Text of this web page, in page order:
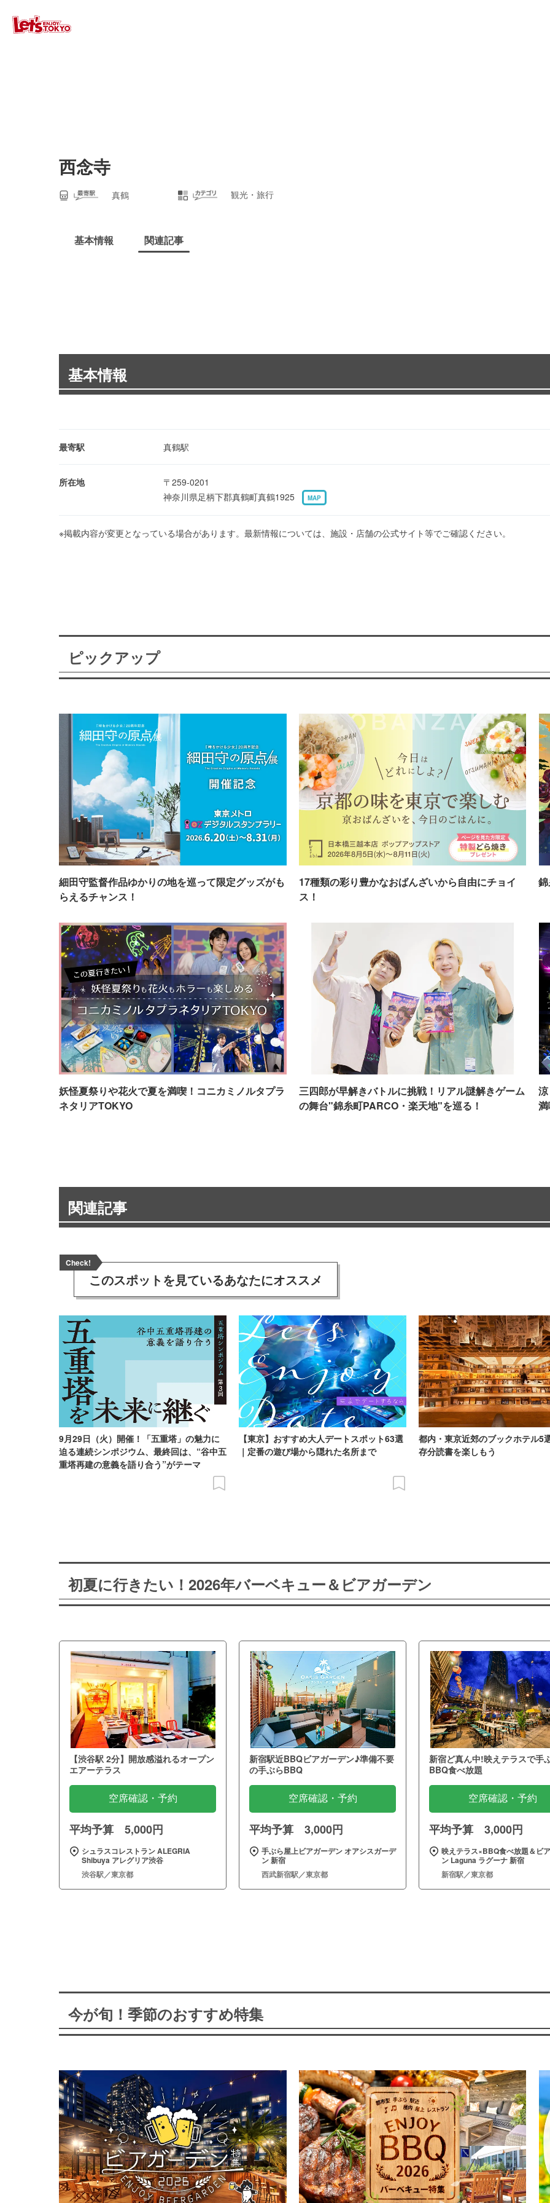
西念寺
真鶴 観光・旅行
基本情報 関連記事
基本情報
最寄駅 真鶴駅
所在地
〒259-0201
神奈川県足柄下郡真鶴町真鶴1925
MAP
※掲載内容が変更となっている場合があります。最新情報については、施設・店舗の公式サイト等でご確認ください。
ピックアップ
細田守監督作品ゆかりの地を巡って限定グッズがも
らえるチャンス！
17種類の彩り豊かなおばんざいから自由にチョイ
ス！
妖怪夏祭りや花火で夏を満喫！コニカミノルタプラ
ネタリアTOKYO
三四郎が早解きバトルに挑戦！リアル謎解きゲーム
の舞台"錦糸町PARCO・楽天地"を巡る！
関連記事
Check!
このスポットを見ているあなたにオススメ
9月29日（火）開催！「五重塔」の魅力に
迫る連続シンポジウム、最終回は、“谷中五
重塔再建の意義を語り合う”がテーマ
【東京】おすすめ大人デートスポット63選
｜定番の遊び場から隠れた名所まで
都内・東京近郊のブックホテル5
存分読書を楽しもう
初夏に行きたい！2026年バーベキュー＆ビアガーデン
【渋谷駅 2分】開放感溢れるオープン
エアーテラス
空席確認・予約
平均予算 5,000円
シュラスコレストラン ALEGRIA
Shibuya アレグリア渋谷
渋谷駅／東京都
新宿駅近BBQビアガーデン♪準備不要
の手ぶらBBQ
空席確認・予約
平均予算 3,000円
手ぶら屋上ビアガーデン オアシスガーデ
ン 新宿
西武新宿駅／東京都
新宿ど真ん中!映えテラスで手
BBQ食べ放題
空席確認・予約
平均予算 3,000円
映えテラス×BBQ食べ放題＆ビ
ン Laguna ラグーナ 新宿
新宿駅／東京都
今が旬！季節のおすすめ特集